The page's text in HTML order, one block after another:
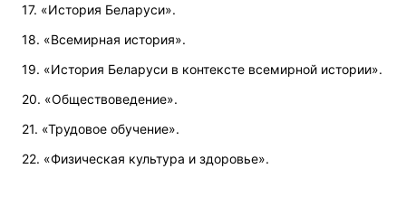
17. «История Беларуси».
18. «Всемирная история».
19. «История Беларуси в контексте всемирной истории».
20. «Обществоведение».
21. «Трудовое обучение».
22. «Физическая культура и здоровье».